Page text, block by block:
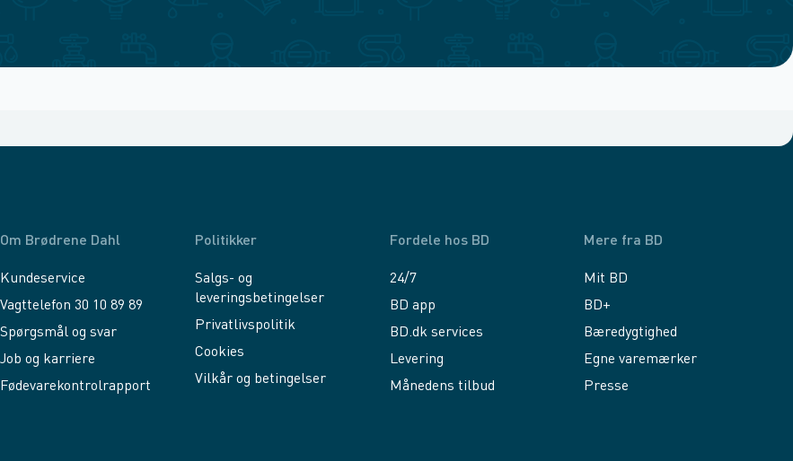
Om Brødrene Dahl
Kundeservice
Vagttelefon 30 10 89 89
Spørgsmål og svar
Job og karriere
Fødevarekontrolrapport
Politikker
Salgs- og
leveringsbetingelser
Privatlivspolitik
Cookies
Vilkår og betingelser
Fordele hos BD
24/7
BD app
BD.dk services
Levering
Månedens tilbud
Mere fra BD
Mit BD
BD+
Bæredygtighed
Egne varemærker
Presse